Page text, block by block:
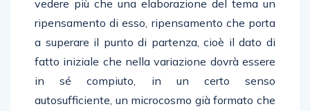
vedere più che una elaborazione del tema un
ripensamento di esso, ripensamento che porta
a superare il punto di partenza, cioè il dato di
fatto iniziale che nella variazione dovrà essere
in sé compiuto, in un certo senso
autosufficiente, un microcosmo già formato che